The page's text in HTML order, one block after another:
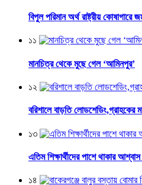
বিপুল পরিমান অর্থ রাষ্ট্রীয়
১১
মানচিত্র থেকে মুছে গেল ‘আমিনপুর’
১২
বরিশালে বাড়তি লোডশেডিং,গ্রাহকের
১৩
এতিম শিক্ষার্থীদের পাশে থাকার
১৪